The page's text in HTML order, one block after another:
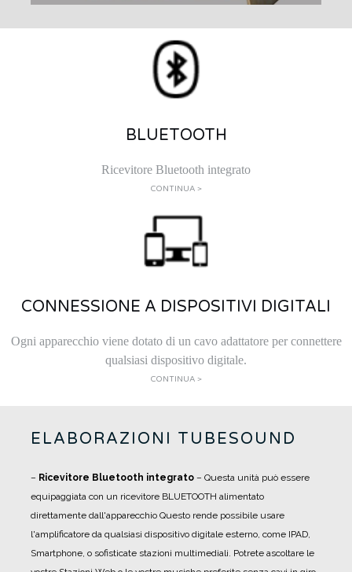
BLUETOOTH
Ricevitore Bluetooth integrato
CONTINUA >
CONNESSIONE A DISPOSITIVI DIGITALI
Ogni apparecchio viene dotato di un cavo adattatore per connettere
qualsiasi dispositivo digitale.
CONTINUA >
ELABORAZIONI TUBESOUND
– Ricevitore Bluetooth integrato – Questa unità può essere
equipaggiata con un ricevitore BLUETOOTH alimentato
direttamente dall'apparecchio Questo rende possibile usare
l'amplificatore da qualsiasi dispositivo digitale esterno, come IPAD,
Smartphone, o sofisticate stazioni multimediali. Potrete ascoltare le